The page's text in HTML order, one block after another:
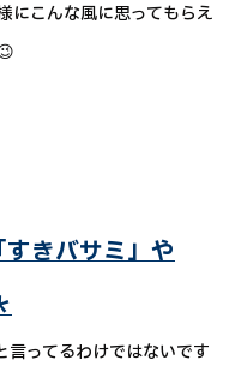
こんな風に思ってもらえ
きバサミ」や
言ってるわけではないです